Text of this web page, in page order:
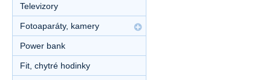
Televizory
Fotoaparáty, kamery
Power bank
Fit, chytré hodinky